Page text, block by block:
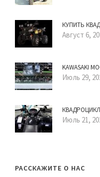
КУПИТЬ
Август 6,
KAWASAKI
Июль 29,
Июль 21,
РАССКАЖИТЕ О НАС